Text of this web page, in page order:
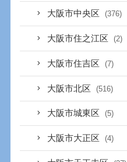
大阪市中央区 (376)
大阪市住之江区 (2)
大阪市住吉区 (7)
大阪市北区 (516)
大阪市城東区 (5)
大阪市大正区 (4)